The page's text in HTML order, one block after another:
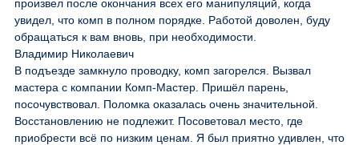
произвел после окончания всех его манипуляций, когда
увидел, что комп в полном порядке. Работой доволен, буду
обращаться к вам вновь, при необходимости.
Владимир Николаевич
В подъезде замкнуло проводку, комп загорелся. Вызвал
мастера с компании Комп-Мастер. Пришёл парень,
посочувствовал. Поломка оказалась очень значительной.
Восстановлению не подлежит. Посоветовал место, где
приобрести всё по низким ценам. Я был приятно удивлен, что